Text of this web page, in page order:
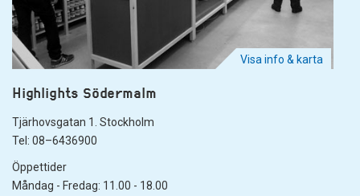
Visa info & karta
Highlights Södermalm
Tjärhovsgatan 1. Stockholm
Tel: 08–6436900
Öppettider
Måndag - Fredag: 11.00 - 18.00